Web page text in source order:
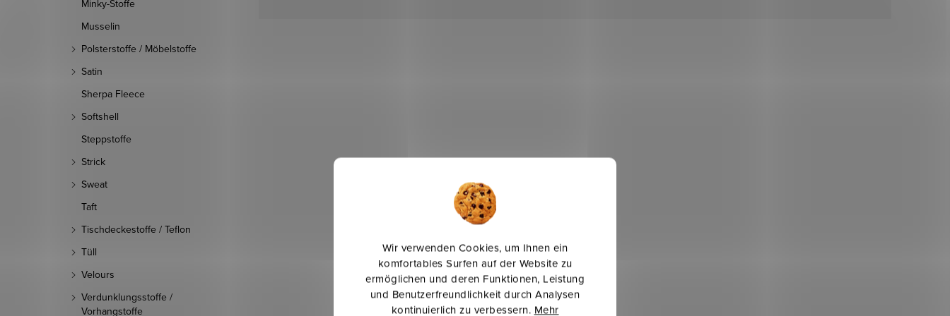
Wir verwenden Cookies, um Ihnen ein
komfortables Surfen auf der Website zu
ermöglichen und deren Funktionen, Leistung
und Benutzerfreundlichkeit durch Analysen
kontinuierlich zu verbessern. Mehr
Minky-Stoffe
Musselin
Polsterstoffe / Möbelstoffe
Satin
Sherpa Fleece
Softshell
Steppstoffe
Strick
Sweat
Taft
Tischdeckestoffe / Teflon
Tüll
Velours
Verdunklungsstoffe /
Vorhangstoffe